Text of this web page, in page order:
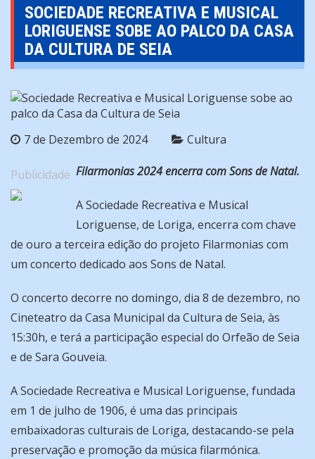
SOCIEDADE RECREATIVA E MUSICAL
LORIGUENSE SOBE AO PALCO DA CASA
DA CULTURA DE SEIA
7 de Dezembro de 2024 Cultura
Publicidade Filarmonias 2024 encerra com Sons de Natal.
A Sociedade Recreativa e Musical
Loriguense, de Loriga, encerra com chave
de ouro a terceira edição do projeto Filarmonias com
um concerto dedicado aos Sons de Natal.
O concerto decorre no domingo, dia 8 de dezembro, no
Cineteatro da Casa Municipal da Cultura de Seia, às
15:30h, e terá a participação especial do Orfeão de Seia
e de Sara Gouveia.
A Sociedade Recreativa e Musical Loriguense, fundada
em 1 de julho de 1906, é uma das principais
embaixadoras culturais de Loriga, destacando-se pela
preservação e promoção da música filarmónica.